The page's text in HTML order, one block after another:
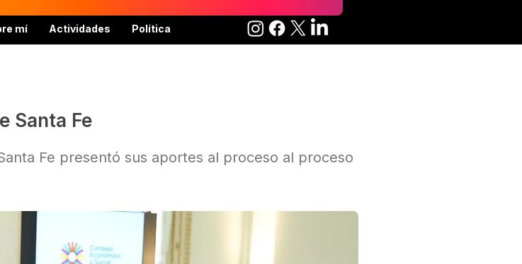
mí Actividades Política
Santa Fe
Fe presentó sus aportes al proceso al proceso